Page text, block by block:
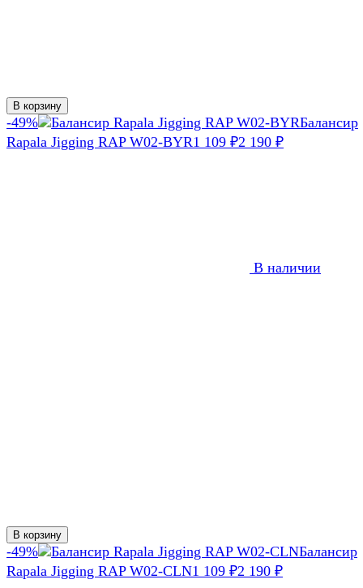
В корзину
-49%
Балансир
Rapala Jigging RAP W02-BYR1 109 ₽2 190 ₽
В наличии
В корзину
-49%
Балансир
Rapala Jigging RAP W02-CLN1 109 ₽2 190 ₽